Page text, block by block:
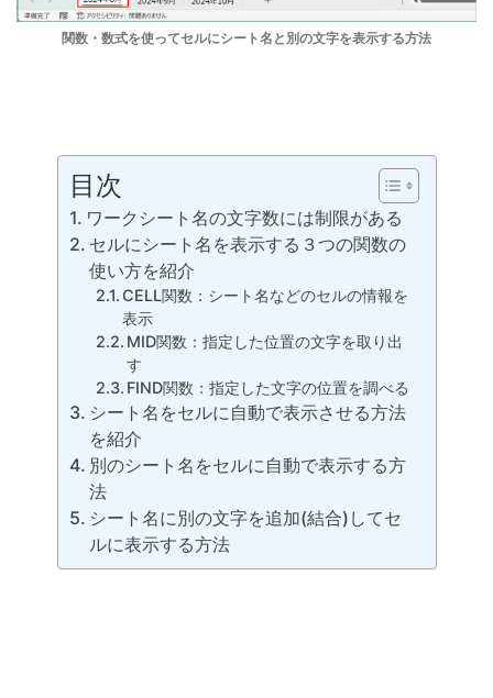
関数・数式を使ってセルにシート名と別の文字を表示する方法
目次
ワークシート名の文字数には制限がある
セルにシート名を表示する３つの関数の
使い方を紹介
CELL関数：シート名などのセルの情報を
表示
MID関数：指定した位置の文字を取り出
す
FIND関数：指定した文字の位置を調べる
シート名をセルに自動で表示させる方法
を紹介
別のシート名をセルに自動で表示する方
法
シート名に別の文字を追加(結合)してセ
ルに表示する方法